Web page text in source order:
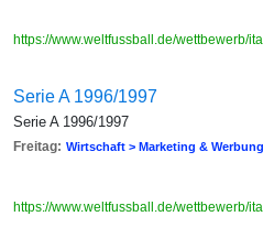
https://www.weltfussball.de/wettbewerb/
Serie A 1996/1997
Serie A 1996/1997
Freitag: Wirtschaft > Marketing &
https://www.weltfussball.de/wettbewerb/